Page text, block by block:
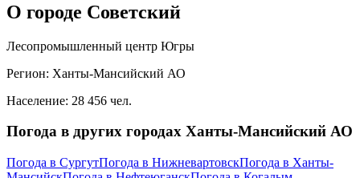
О городе Советский
Лесопромышленный центр Югры
Регион: Ханты-Мансийский АО
Население: 28 456 чел.
Погода в других городах Ханты-Мансийский АО
Погода в СургутПогода в НижневартовскПогода в Ханты-